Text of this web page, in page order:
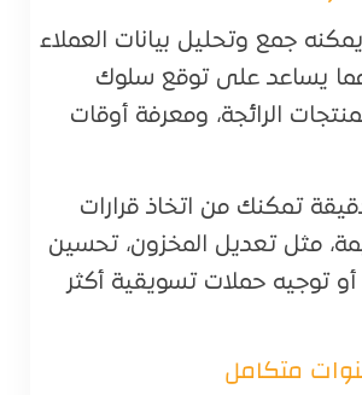
يمكنه جمع وتحليل بيانات العملاء
يساعد على توقع سلوك
الرائجة، ومعرفة أوقات
تمكنك من اتخاذ قرارات
مثل تعديل المخزون، تحسين
أو توجيه حملات تسويقية أكثر
متكامل